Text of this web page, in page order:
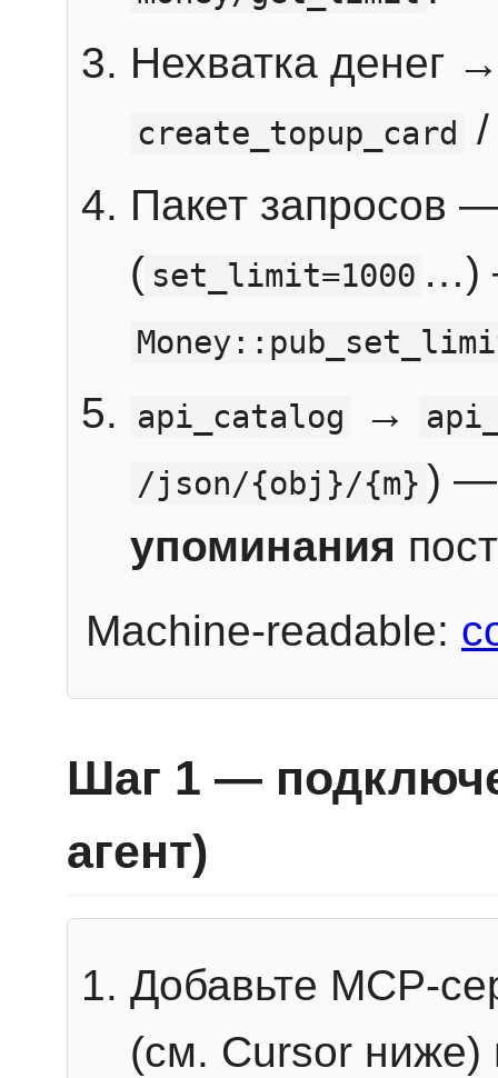
Нехватка денег
create_topup_card
Пакет запросов
( set_limit=1000 …)
api_catalog
→
/json/{obj}/{m} ) —
упоминания
Machine-readable:
Шаг 1 —
агент)
Добавьте MCP-
(см. Cursor ниже)